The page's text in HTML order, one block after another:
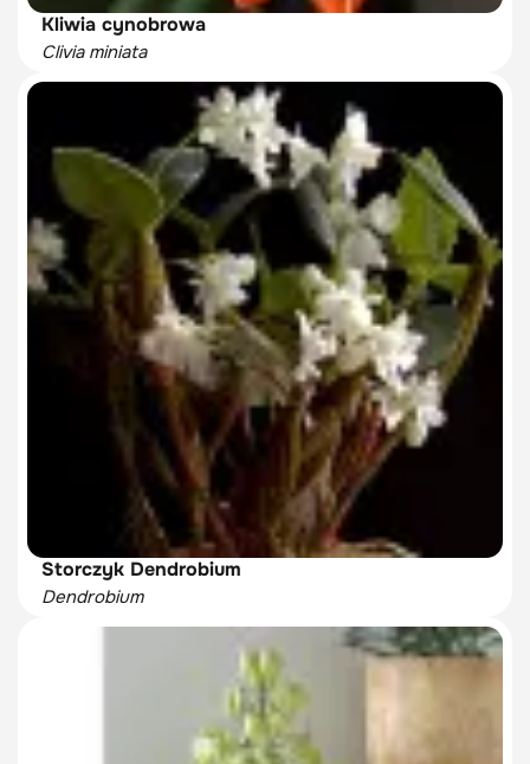
Kliwia cynobrowa
Clivia miniata
Storczyk Dendrobium
Dendrobium